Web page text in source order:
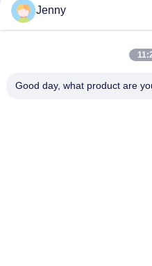
2 verdieping 11, Noord-
Jenny
Good day, what product are